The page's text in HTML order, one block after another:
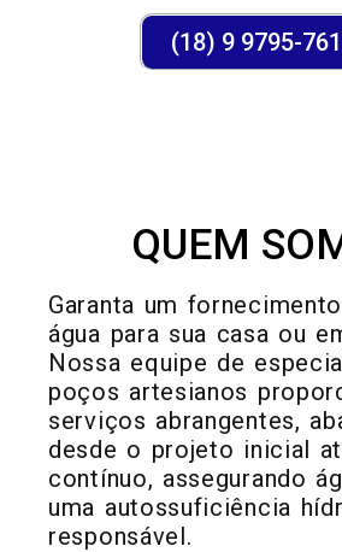
(18) 9 9795-
QUEM
Garanta um
água para sua casa ou
Nossa equipe de
poços artesianos
serviços abrangentes,
desde o projeto inicial
contínuo, assegurando
uma autossuficiência
responsável.